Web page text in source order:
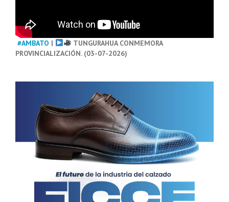
#AMBATO |
TUNGURAHUA CONMEMORA
PROVINCIALIZACIÓN. (03-07-2026)